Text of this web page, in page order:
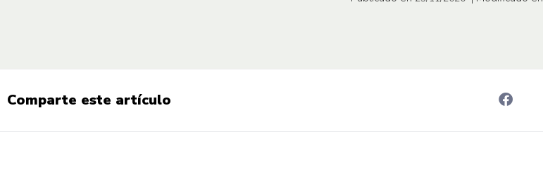
Comparte este artículo